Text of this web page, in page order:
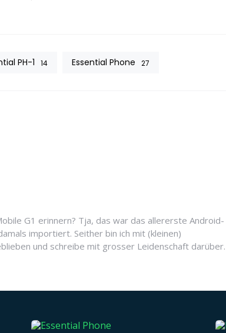
PH-1 14 Essential Phone 27
G1 erinnern? Tja, das war das allererste Android-
importiert. Seither bin ich mit (kleinen)
und schreibe mit grosser Leidenschaft darüber.